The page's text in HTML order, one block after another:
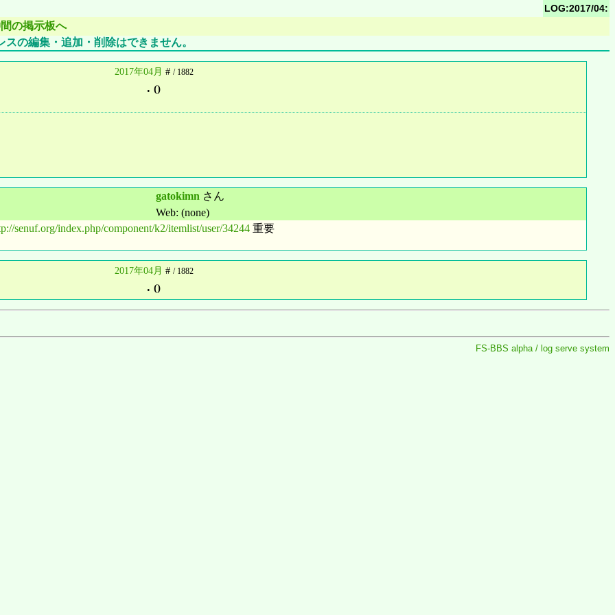
LOG:2017/04:
の掲示板へ
の編集・追加・削除はできません。
2017年04月 # / 1882
. ()
gatokimn さん
Web: (none)
senuf.org/index.php/component/k2/itemlist/user/34244重要
2017年04月 # / 1882
. ()
FS-BBS alpha / log serve system